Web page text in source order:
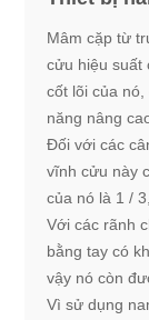
Mâm cặp từ
cửu hiệu suất
cốt lõi của
năng nâng
Đối với các
vĩnh cửu này
của nó là 1 /
Với các rãnh
bằng tay có
vậy nó còn
Vì sử dụng